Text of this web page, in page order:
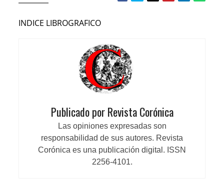
INDICE LIBROGRAFICO
Publicado por Revista Corónica
Las opiniones expresadas son
responsabilidad de sus autores. Revista
Corónica es una publicación digital. ISSN
2256-4101.